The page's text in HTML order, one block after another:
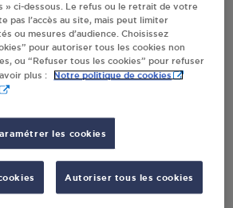
S'Y RENDRE
PEGA MOULINS
S'Y RENDRE
» ci-dessous. Le refus ou le retrait de votre
pas l’accès au site, mais peut limiter
ou mesures d’audience. Choisissez
pour autoriser tous les cookies non
ou “Refuser tous les cookies” pour refuser
plus :
Notre politique de cookies
les cookies
Autoriser tous les cookies